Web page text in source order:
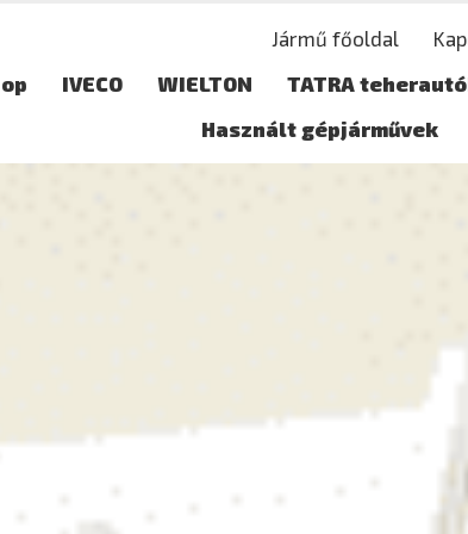
Jármű főoldal
IVECO WIELTON TATRA
Használt gépjárművek